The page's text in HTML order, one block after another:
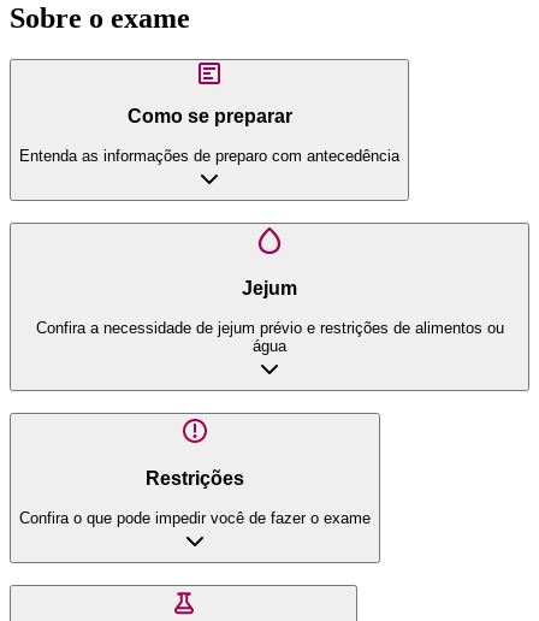
Sobre o exame
Como se preparar
Entenda as informações de preparo com antecedência
Jejum
Confira a necessidade de jejum prévio e restrições de alimentos ou
água
Restrições
Confira o que pode impedir você de fazer o exame